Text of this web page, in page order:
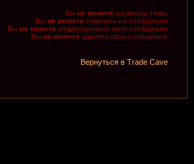
Вы не можете начинать темы
Вы не можете отвечать на сообщения
Вы не можете редактировать свои сообщения
Вы не можете удалять свои сообщения
Вернуться в Trade Cave